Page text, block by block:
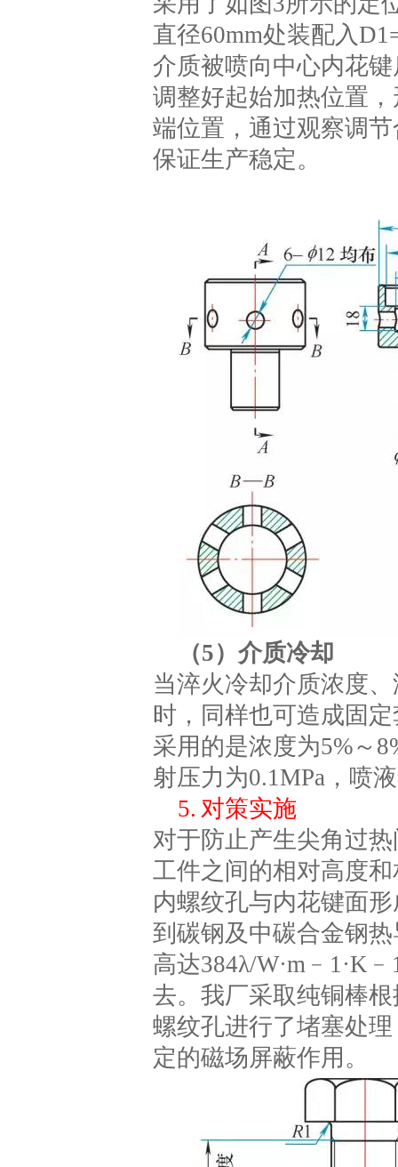
直径60mm处装配入
介质被喷向中心内花
调整好起始加热位置
端位置，通过观察调
保证生产稳定。
（5）介质冷却
当淬火冷却介质浓度
时，同样也可造成固
采用的是浓度为5%～
射压力为0.1MPa，喷
5. 对策实施
对于防止产生尖角过
工件之间的相对高度
内螺纹孔与内花键面
到碳钢及中碳合金钢热
高达384λ/
去。我厂采取纯铜棒
螺纹孔进行了堵塞处
定的磁场屏蔽作用。